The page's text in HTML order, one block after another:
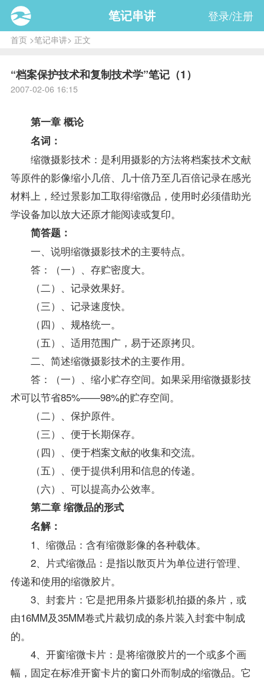
笔记串讲 登录/注册
首页>笔记串讲> 正文
“档案保护技术和复制技术学”笔记（1）
2007-02-06 16:15
第一章 概论
名词：
缩微摄影技术：是利用摄影的方法将档案技术文献
等原件的影像缩小几倍、几十倍乃至几百倍记录在感光
材料上，经过景影加工取得缩微品，使用时必须借助光
学设备加以放大还原才能阅读或复印。
简答题：
一、说明缩微摄影技术的主要特点。
答：（一）、存贮密度大。
（二）、记录效果好。
（三）、记录速度快。
（四）、规格统一。
（五）、适用范围广，易于还原拷贝。
二、简述缩微摄影技术的主要作用。
答：（一）、缩小贮存空间。如果采用缩微摄影技
术可以节省85%——98%的贮存空间。
（二）、保护原件。
（三）、便于长期保存。
（四）、便于档案文献的收集和交流。
（五）、便于提供利用和信息的传递。
（六）、可以提高办公效率。
第二章 缩微品的形式
名解：
1、缩微品：含有缩微影像的各种载体。
2、片式缩微品：是指以散页片为单位进行管理、
传递和使用的缩微胶片。
3、封套片：它是把用条片摄影机拍摄的条片，或
由16MM及35MM卷式片裁切成的条片装入封套中制成
的。
4、开窗缩微卡片：是将缩微胶片的一个或多个画
幅，固定在标准开窗卡片的窗口外而制成的缩微品。它